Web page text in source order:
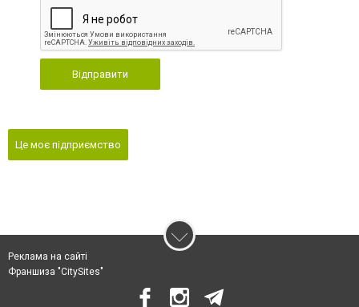
Відправити
Це моє підприємство
Реклама на сайті
Франшиза "CitySites"